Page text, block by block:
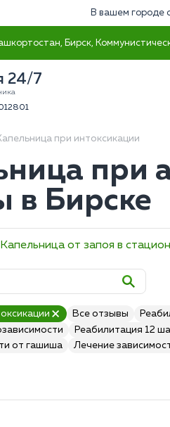
В вашем городе
Бирск,
24/7
при интоксикации
при
в Бирске
Капельница от запоя в
Все отзывы
Реабилитация 12
от гашиша
Лечение